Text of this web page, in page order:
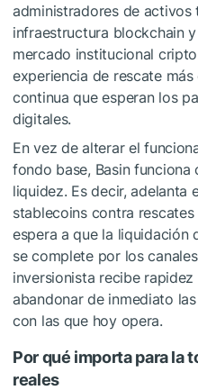
administradores de activos
infraestructura blockchain
mercado institucional
experiencia de rescate
continua que esperan los
digitales.
En vez de alterar el
fondo base, Basin
liquidez. Es decir, adelanta
stablecoins contra
espera a que la liquidación
se complete por los
inversionista recibe
abandonar de inmediato
con las que hoy opera.
Por qué importa para la
reales